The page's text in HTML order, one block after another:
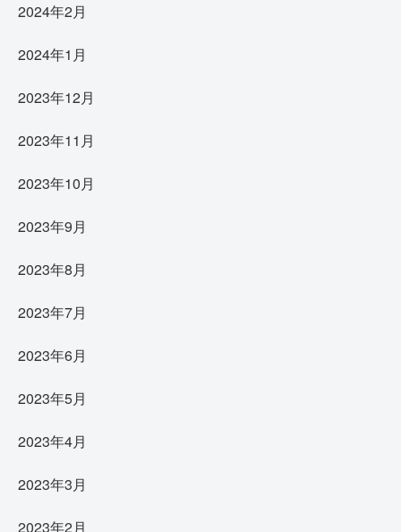
2024年2月
2024年1月
2023年12月
2023年11月
2023年10月
2023年9月
2023年8月
2023年7月
2023年6月
2023年5月
2023年4月
2023年3月
2023年2月